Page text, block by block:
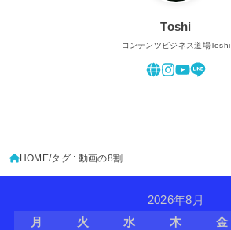
Toshi
コンテンツビジネス道場Toshi
HOME タグ : 動画の8割
2026年8月
月
火 水 木 金